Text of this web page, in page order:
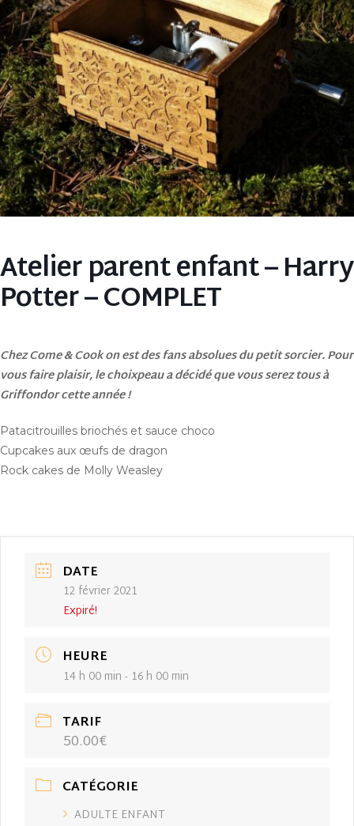
Atelier parent enfant – Harry
Potter – COMPLET
Chez Come & Cook on est des fans absolues du petit sorcier. Pour
vous faire plaisir, le choixpeau a décidé que vous serez tous à
Griffondor cette année !
Patacitrouilles briochés et sauce choco
Cupcakes aux œufs de dragon
Rock cakes de Molly Weasley
DATE
12 février 2021
Expiré!
HEURE
14 h 00 min - 16 h 00 min
TARIF
50.00€
CATÉGORIE
ADULTE ENFANT